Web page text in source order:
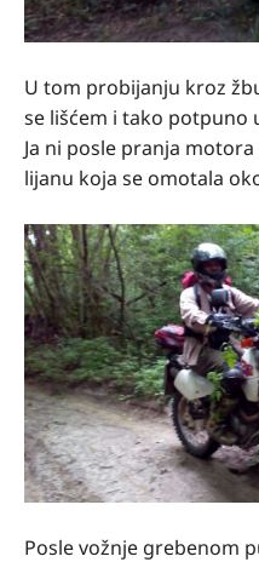
U tom probijanju kroz
se lišćem i tako potpuno
Ja ni posle pranja
lijanu koja se omotala
Posle vožnje grebenom